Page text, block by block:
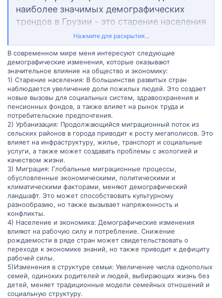
наиболее значимых демографических
трендов в Грузии - это старение населения
и снижение его численности из-за низкого
уровня рождаемости и миграционных
процессов. Эти явления оказывают
влияние на социальные системы и
экономику страны, стимулируя
разработку политик поддержки семей и
улучшения условий жизни. Важно также
отметить усилия правительства по
содействию устойчивому развитию
населения и обеспечению доступа к
образованию и здравоохранению.
Культурное и социальное разнообразие
Грузии демонстрирует её готовность к
адаптации и развитию в глобальном
контексте.
Какие демографические изменения вас
больше всего интересуют в современном
мире и почему?
Нажмите для раскрытия...
В современном мире меня интересуют следующие
демографические изменения, которые оказывают
значительное влияние на общество и экономику:
1) Старение населения: В большинстве развитых стран
наблюдается увеличение доли пожилых людей. Это создает
новые вызовы для социальных систем, здравоохранения и
пенсионных фондов, а также влияет на рынок труда и
потребительские предпочтения.
2) Урбанизация: Продолжающийся миграционный поток из
сельских районов в города приводит к росту мегаполисов. Это
влияет на инфраструктуру, жилье, транспорт и социальные
услуги, а также может создавать проблемы с экологией и
качеством жизни.
3) Миграция: Глобальные миграционные процессы,
обусловленные экономическими, политическими и
климатическими факторами, меняют демографический
ландшафт. Это может способствовать культурному
разнообразию, но также вызывает напряженность и
конфликты.
4) Население и экономика: Демографические изменения
влияют на рабочую силу и потребление. Снижение
рождаемости в ряде стран может свидетельствовать о
переходе к экономике знаний, но также приводит к дефициту
рабочей силы.
5)Изменения в структуре семьи: Увеличение числа однополых
семей, одиноких родителей и людей, выбирающих жизнь без
детей, меняет традиционные модели семейных отношений и
социальную структуру.